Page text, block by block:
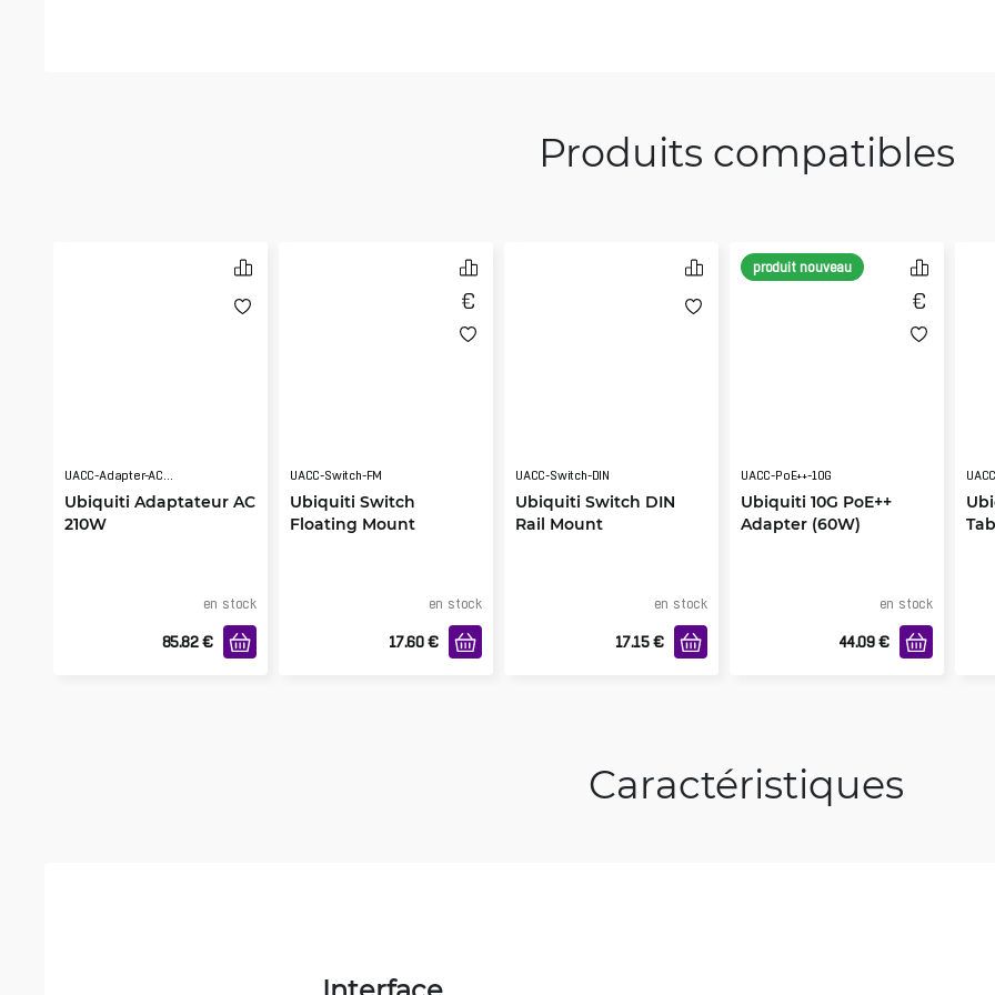
Produits compatibles
UACC-Adapter-AC-210W
Ubiquiti Adaptateur AC
210W
en stock
85.82 €
UACC-Switch-FM
Ubiquiti Switch
Floating Mount
en stock
17.60 €
UACC-Switch-DIN
Ubiquiti Switch DIN
Rail Mount
en stock
17.15 €
produit nouveau
UACC-PoE++-10G
Ubiquiti 10G PoE++
Adapter (60W)
en stock
44.09 €
Caractéristiques